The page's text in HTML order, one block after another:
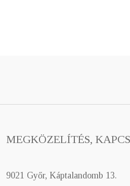
MEGKÖZELÍTÉS,
9021 Győr, Káptalandomb 13.